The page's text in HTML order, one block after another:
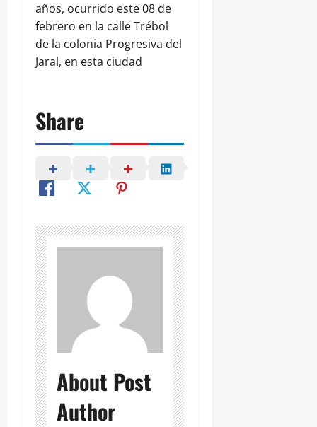
años, ocurrido este 08 de
febrero en la calle Trébol
de la colonia Progresiva del
Jaral, en esta ciudad
Share
About Post
Author